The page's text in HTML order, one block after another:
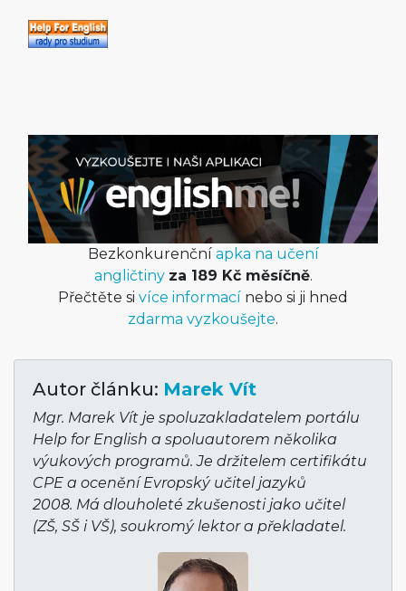
Bezkonkurenční apka na učení
angličtiny za 189 Kč měsíčně.
Přečtěte si více informací nebo si ji hned
zdarma vyzkoušejte.
Autor článku: Marek Vít
Mgr. Marek Vít je spoluzakladatelem portálu
Help for English a spoluautorem několika
výukových programů. Je držitelem certifikátu
CPE a ocenění Evropský učitel jazyků
2008. Má dlouholeté zkušenosti jako učitel
(ZŠ, SŠ i VŠ), soukromý lektor a překladatel.